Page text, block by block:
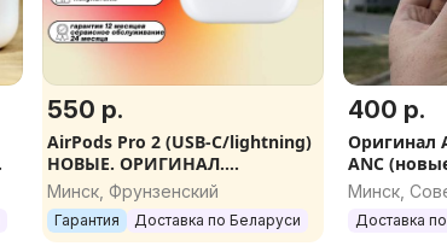
550 р.
AirPods Pro 2 (USB-C/lightning)
НОВЫЕ. ОРИГИНАЛ.
ГАРАНТИЯ.
Минск, Фрунзенский
Гарантия Доставка по Беларуси
400 р.
Оригинал
ANC
Минск,
Доставка